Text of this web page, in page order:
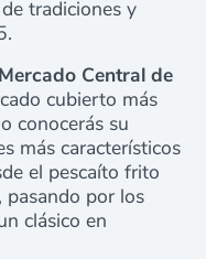
tradiciones y
Central de
cubierto más
conocerás su
más característicos
el pescaíto frito
pasando por los
clásico en